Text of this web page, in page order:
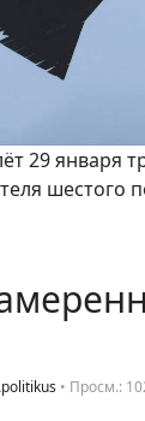
29 января
шестого
• Просм.: